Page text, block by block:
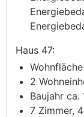
Haus 47:
2
Baujahr ca.
7 Zimmer,